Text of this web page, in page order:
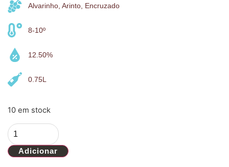
Alvarinho, Arinto, Encruzado
8-10º
12.50%
0.75L
10 em stock
Adicionar